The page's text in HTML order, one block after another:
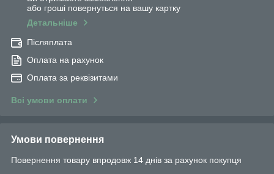
або гроші повернуться на вашу картку
Детальніше
Післяплата
Оплата на рахунок
Оплата за реквізитами
Всі умови оплати
Умови повернення
Повернення товару впродовж 14 днів за рахунок покупця